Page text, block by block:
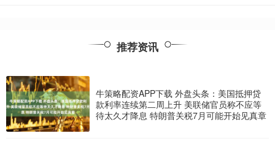
推荐资讯
牛策略配资APP下载 外盘头条：美国抵押贷
款利率连续第二周上升 美联储官员称不应等
待太久才降息 特朗普关税7月可能开始见真章